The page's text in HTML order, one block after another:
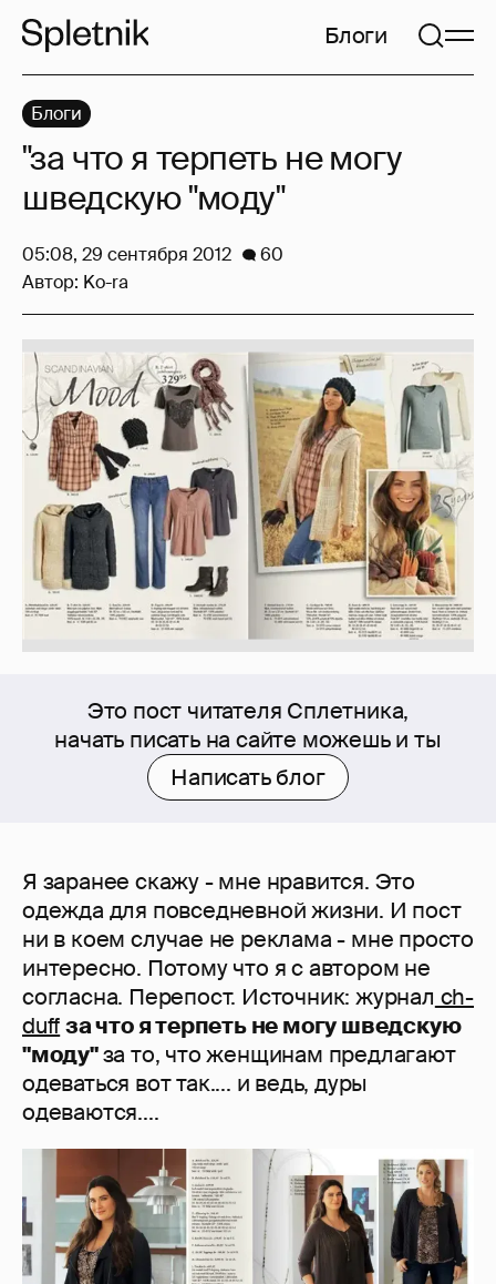
Блоги
Это пост читателя Сплетника,
начать писать на сайте можешь и ты
Написать блог
Я заранее скажу - мне нравится. Это
одежда для повседневной жизни. И пост
ни в коем случае не реклама - мне просто
интересно. Потому что я с автором не
согласна. Перепост. Источник: журнал ch-
duffза что я терпеть не могу шведскую
"моду"за то, что женщинам предлагают
одеваться вот так.... и ведь, дуры
одеваются....
Блоги
"за что я терпеть не могу
шведскую "моду"
05:08, 29 сентября 2012
60
Автор: Ko-ra